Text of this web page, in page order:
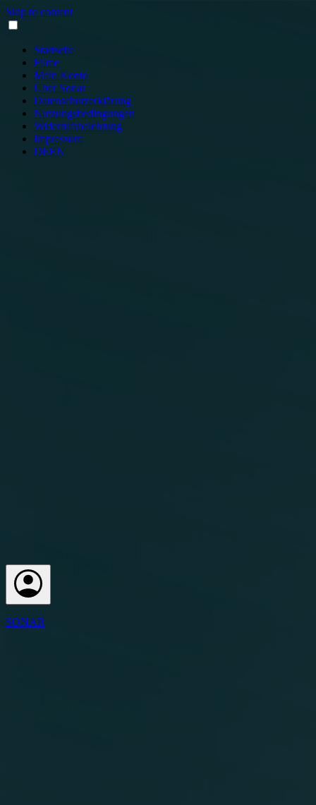
Skip to content
Startseite
Filme
Mein Konto
Über Sonar
Datenschutzerklärung
Nutzungsbedingungen
Widerrufsbelehrung
Impressum
DEEN
SONAR